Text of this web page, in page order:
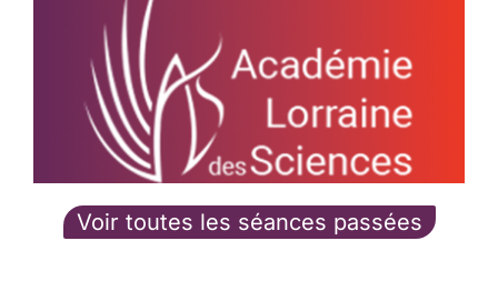
Voir toutes les séances passées